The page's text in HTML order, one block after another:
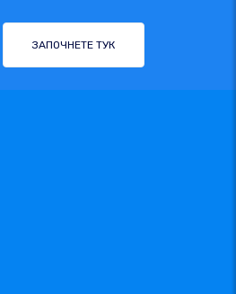
ЗАПОЧНЕТЕ ТУК